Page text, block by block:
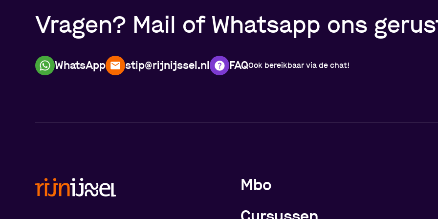
Vragen? Mail of Whatsapp ons
WhatsApp stip@rijnijssel.nl FAQOok bereikbaar via de chat!
Meer over de opleidingen
Mbo